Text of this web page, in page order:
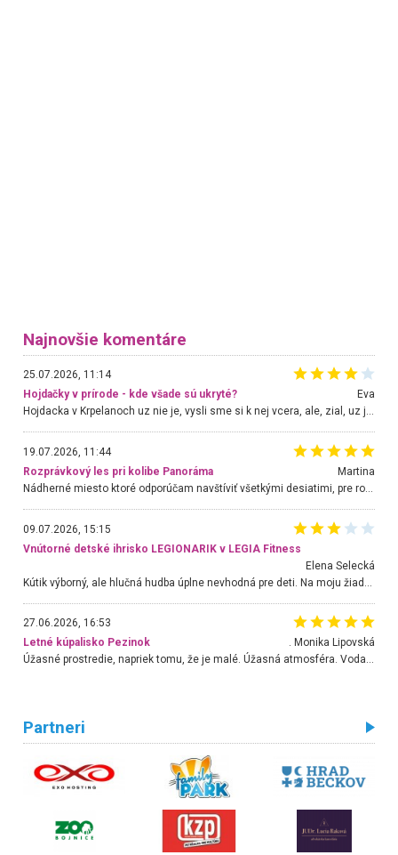
Najnovšie komentáre
25.07.2026, 11:14
Hojdačky v prírode - kde všade sú ukryté?
Eva
Hojdacka v Krpelanoch uz nie je, vysli sme si k nej vcera, ale, zial, uz je znicena. Ak sem planujete cestu len kvoli hojdacke, mozete si ju usetrit. Krasny vyhlad je tu vsak aj bez hojdacky :-)
19.07.2026, 11:44
Rozprávkový les pri kolibe Panoráma
Martina
Nádherné miesto ktoré odporúčam navštíviť všetkými desiatimi, pre rodiny s deťmi, dôchodcom... Proste a jednoducho ozaj rozprávkový les.. určite ešte prídeme. Odniesli sme si na pamiatku krásne tričká,
09.07.2026, 15:15
Vnútorné detské ihrisko LEGIONARIK v LEGIA Fitness
Elena Selecká
27.06.2026, 16:53
Letné kúpalisko Pezinok
. Monika Lipovská
Úžasné prostredie, napriek tomu, že je malé. Úžasná atmosféra. Voda fantastická a nádherná. Ľudí je pomerne veľa, ale su mili a ohľaduplní. Je veľmi zaujímavé sledovať, ako dokážu spolu športovať cudzí ľudia a bez ohľadu na vek. Vládne tu pohoda. Vnuka neviem dostať z vody. Ďakujem za krásny deň . Urcite sa sem vrátim. Jediný problém je s parkovaním, ale aj ten sa mi podarilo vyriešiť. Monika Bratislava
Partneri